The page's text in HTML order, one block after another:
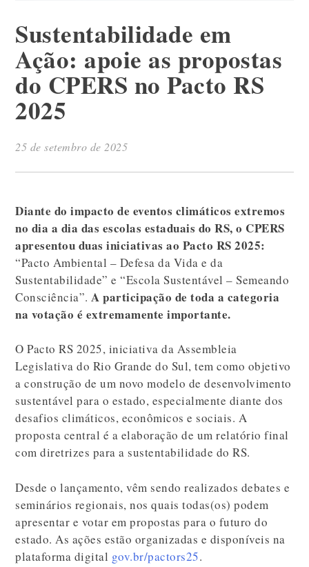
Sustentabilidade em
Ação: apoie as propostas
do CPERS no Pacto RS
2025
25 de setembro de 2025
Diante do impacto de eventos climáticos extremos
no dia a dia das escolas estaduais do RS, o CPERS
apresentou duas iniciativas ao Pacto RS 2025:
“Pacto Ambiental – Defesa da Vida e da
Sustentabilidade” e “Escola Sustentável – Semeando
Consciência”. A participação de toda a categoria
na votação é extremamente importante.
O Pacto RS 2025, iniciativa da Assembleia
Legislativa do Rio Grande do Sul, tem como objetivo
a construção de um novo modelo de desenvolvimento
sustentável para o estado, especialmente diante dos
desafios climáticos, econômicos e sociais. A
proposta central é a elaboração de um relatório final
com diretrizes para a sustentabilidade do RS.
Desde o lançamento, vêm sendo realizados debates e
seminários regionais, nos quais todas(os) podem
apresentar e votar em propostas para o futuro do
estado. As ações estão organizadas e disponíveis na
plataforma digital gov.br/pactors25.